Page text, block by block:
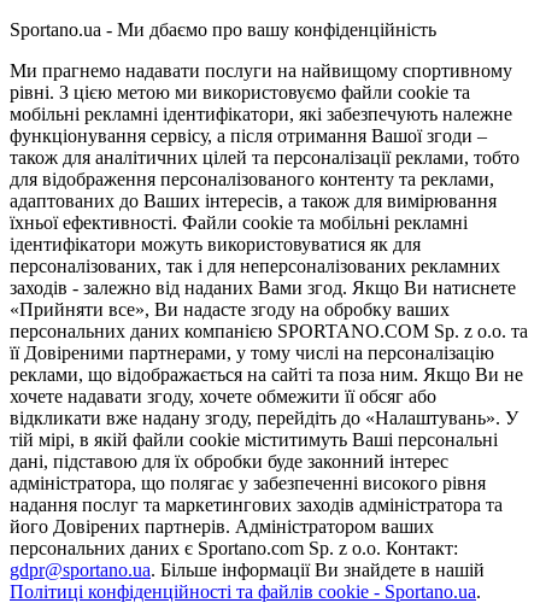
Sportano.ua - Ми дбаємо про вашу конфіденційність
Ми прагнемо надавати послуги на найвищому спортивному
рівні. З цією метою ми використовуємо файли cookie та
мобільні рекламні ідентифікатори, які забезпечують належне
функціонування сервісу, а після отримання Вашої згоди –
також для аналітичних цілей та персоналізації реклами, тобто
для відображення персоналізованого контенту та реклами,
адаптованих до Ваших інтересів, а також для вимірювання
їхньої ефективності. Файли cookie та мобільні рекламні
ідентифікатори можуть використовуватися як для
персоналізованих, так і для неперсоналізованих рекламних
заходів - залежно від наданих Вами згод. Якщо Ви натиснете
«Прийняти все», Ви надасте згоду на обробку ваших
персональних даних компанією SPORTANO.COM Sp. z o.o. та
її Довіреними партнерами, у тому числі на персоналізацію
реклами, що відображається на сайті та поза ним. Якщо Ви не
хочете надавати згоду, хочете обмежити її обсяг або
відкликати вже надану згоду, перейдіть до «Налаштувань». У
тій мірі, в якій файли cookie міститимуть Ваші персональні
дані, підставою для їх обробки буде законний інтерес
адміністратора, що полягає у забезпеченні високого рівня
надання послуг та маркетингових заходів адміністратора та
його Довірених партнерів. Адміністратором ваших
персональних даних є Sportano.com Sp. z o.o. Контакт:
gdpr@sportano.ua. Більше інформації Ви знайдете в нашій
Політиці конфіденційності та файлів cookie - Sportano.ua.